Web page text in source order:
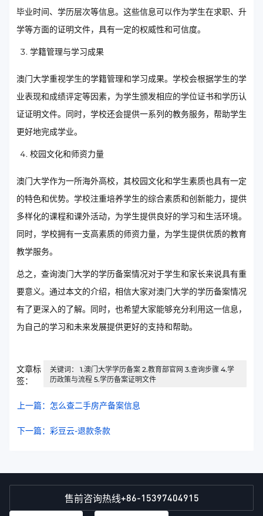
毕业时间、学历层次等信息。这些信息可以作为学生在求职、升
学等方面的证明文件，具有一定的权威性和可信度。
学籍管理与学习成果
澳门大学重视学生的学籍管理和学习成果。学校会根据学生的学
业表现和成绩评定等因素，为学生颁发相应的学位证书和学历认
证证明文件。同时，学校还会提供一系列的教务服务，帮助学生
更好地完成学业。
校园文化和师资力量
澳门大学作为一所海外高校，其校园文化和学生素质也具有一定
的特色和优势。学校注重培养学生的综合素质和创新能力，提供
多样化的课程和课外活动，为学生提供良好的学习和生活环境。
同时，学校拥有一支高素质的师资力量，为学生提供优质的教育
教学服务。
总之，查询澳门大学的学历备案情况对于学生和家长来说具有重
要意义。通过本文的介绍，相信大家对澳门大学的学历备案情况
有了更深入的了解。同时，也希望大家能够充分利用这一信息，
为自己的学习和未来发展提供更好的支持和帮助。
文章标
签：
关键词： 1.澳门大学学历备案 2.教育部官网 3.查询步骤 4.学
历政策与流程 5.学历备案证明文件
上一篇：怎么查二手房产备案信息
下一篇：彩豆云-退款条款
售前咨询热线+86-15397404915